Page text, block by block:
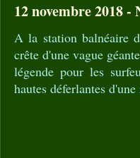
12 novembre 2018
A la station balnéaire
crête d'une vague
légende pour les
hautes déferlantes